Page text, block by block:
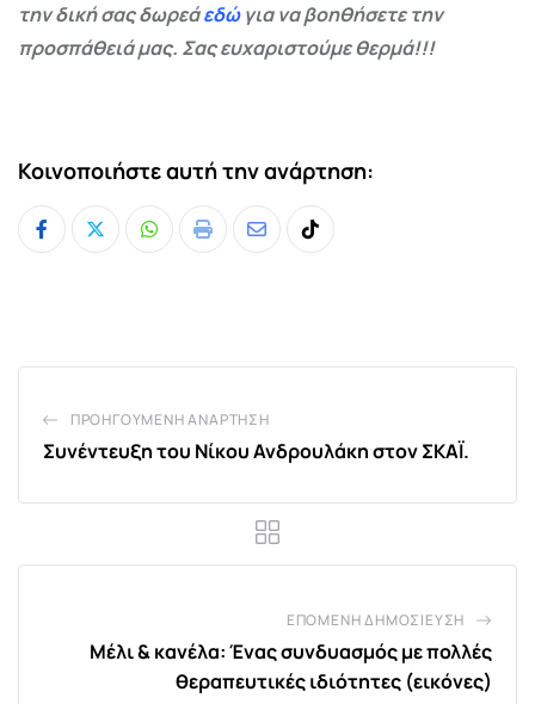
την δική σας δωρεάεδώγια να βοηθήσετε την
προσπάθειά μας. Σας ευχαριστούμε θερμά!!!
Κοινοποιήστε αυτή την ανάρτηση:
Whatsapp
Print
ShareTiktok
ΠΡΟΗΓΟΎΜΕΝΗ ΑΝΆΡΤΗΣΗ
Συνέντευξη του Νίκου Ανδρουλάκη στον ΣΚΑΪ.
ΕΠΌΜΕΝΗ ΔΗΜΟΣΊΕΥΣΗ
Μέλι & κανέλα: Ένας συνδυασμός με πολλές
θεραπευτικές ιδιότητες (εικόνες)